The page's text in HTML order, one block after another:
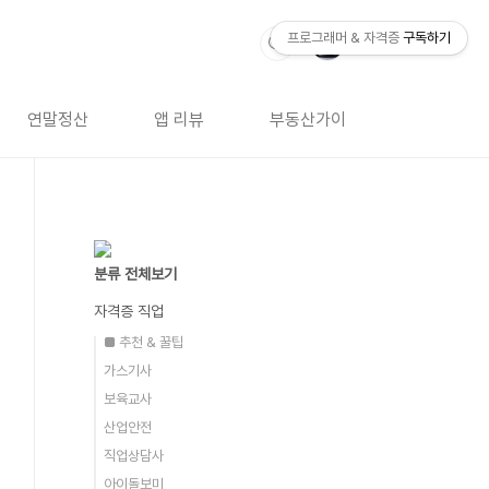
연말정산 앱 리뷰 부동산가이드
분류 전체보기
자격증 직업
■ 추천 & 꿀팁
가스기사
보육교사
산업안전
직업상담사
아이돌보미
프로그래머 & 자격증 구독하기